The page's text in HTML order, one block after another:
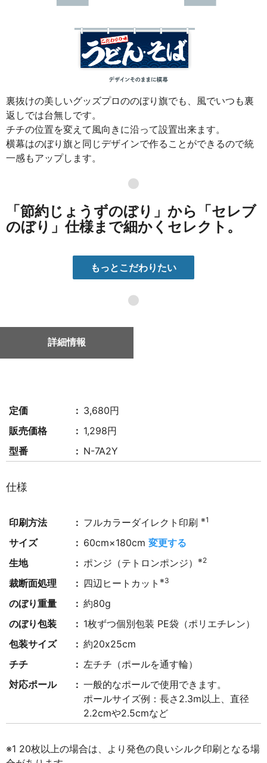
裏抜けの美しいグッズプロののぼり旗でも、風でいつも裏
返しでは台無しです。
チチの位置を変えて風向きに沿って設置出来ます。
横幕はのぼり旗と同じデザインで作ることができるので統
一感もアップします。
●
「節約じょうずのぼり」から「セレブ
のぼり」仕様まで細かくセレクト。
もっとこだわりたい
●
詳細情報
定価
3,680円
販売価格
1,298円
型番
N-7A2Y
仕様
印刷方法 フルカラーダイレクト印刷※1
サイズ 60cm×180cm変更する
生地
ポンジ（テトロンポンジ）※2
裁断面処理 四辺ヒートカット※3
のぼり重量
約80g
のぼり包装
1枚ずつ個別包装 PE袋（ポリエチレン）
包装サイズ
約20x25cm
チチ
左チチ（ポールを通す輪）
対応ポール
一般的なポールで使用できます。
ポールサイズ例：長さ2.3m以上、直径
2.2cmや2.5cmなど
※1 20枚以上の場合は、より発色の良いシルク印刷となる場